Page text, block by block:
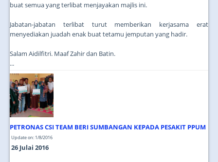
buat semua yang terlibat menjayakan majlis ini.
Jabatan-jabatan terlibat turut memberikan kerjasama erat
menyediakan juadah enak buat tetamu jemputan yang hadir.
Salam Aidilfitri. Maaf Zahir dan Batin.
...
PETRONAS CSI TEAM BERI SUMBANGAN KEPADA PESAKIT PPUM
Update on: 1/8/2016
26 Julai 2016